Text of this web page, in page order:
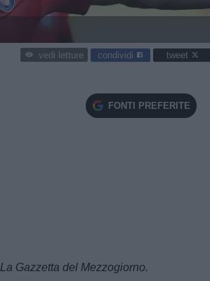
vedi letture condividi tweet
FONTI PREFERITE
La Gazzetta del Mezzogiorno.